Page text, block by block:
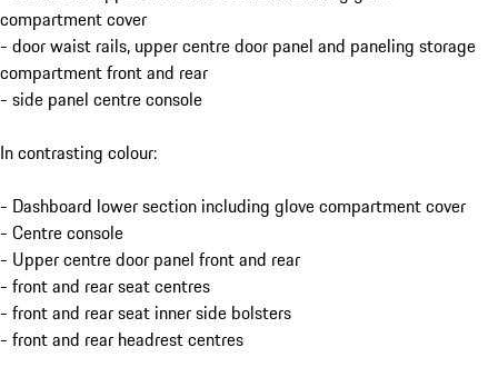
compartment cover
- door waist rails, upper centre door panel and paneling storage
compartment front and rear
- side panel centre console
In contrasting colour:
- Dashboard lower section including glove compartment cover
- Centre console
- Upper centre door panel front and rear
- front and rear seat centres
- front and rear seat inner side bolsters
- front and rear headrest centres